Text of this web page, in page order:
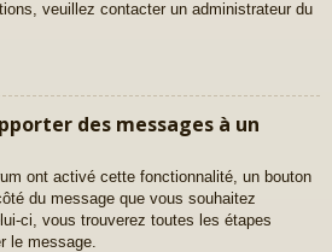
veuillez contacter un administrateur du
des messages à un
ont activé cette fonctionnalité, un bouton
du message que vous souhaitez
ci, vous trouverez toutes les étapes
le message.